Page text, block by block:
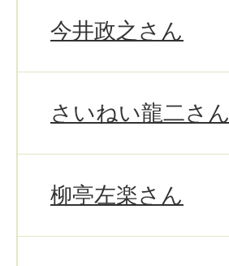
今井政之さん
さいねい龍二さん
柳亭左楽さん